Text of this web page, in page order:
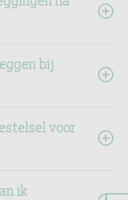
bij
voor
ik